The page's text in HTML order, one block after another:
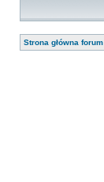
Strona główna forum